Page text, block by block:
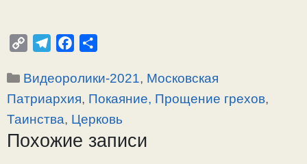
p
y
n
l
e
a
c
e
b
o
п
р
и
Рубрики
Видеоролики-2021, Московская
Патриархия, Покаяние, Прощение грехов,
Таинства, Церковь
Похожие записи